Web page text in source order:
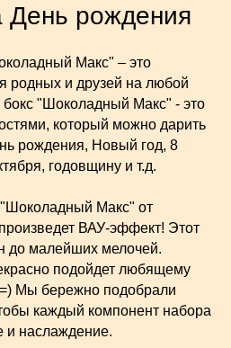
День рождения
Макс" – это
родных и друзей на любой
"Шоколадный Макс" - это
который можно дарить
рождения, Новый год, 8
годовщину и т.д.
Макс" от
ВАУ-эффект! Этот
до малейших мелочей.
подойдет любящему
Мы бережно подобрали
каждый компонент набора
и наслаждение.